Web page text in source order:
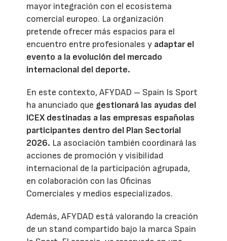
mayor integración con el ecosistema
comercial europeo. La organización
pretende ofrecer más espacios para el
encuentro entre profesionales y adaptar el
evento a la evolución del mercado
internacional del deporte.
En este contexto, AFYDAD – Spain Is Sport
ha anunciado que gestionará las ayudas del
ICEX destinadas a las empresas españolas
participantes dentro del Plan Sectorial
2026. La asociación también coordinará las
acciones de promoción y visibilidad
internacional de la participación agrupada,
en colaboración con las Oficinas
Comerciales y medios especializados.
Además, AFYDAD está valorando la creación
de un stand compartido bajo la marca Spain